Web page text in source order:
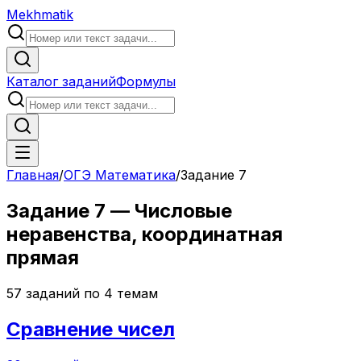
Mekhmatik
Каталог заданийФормулы
Главная/ОГЭ Математика/Задание 7
Задание 7 — Числовые
неравенства, координатная
прямая
57 заданий по 4 темам
Сравнение чисел